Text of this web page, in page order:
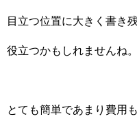
目立つ位置に大きく書き
役立つかもしれませんね。
とても簡単であまり費用